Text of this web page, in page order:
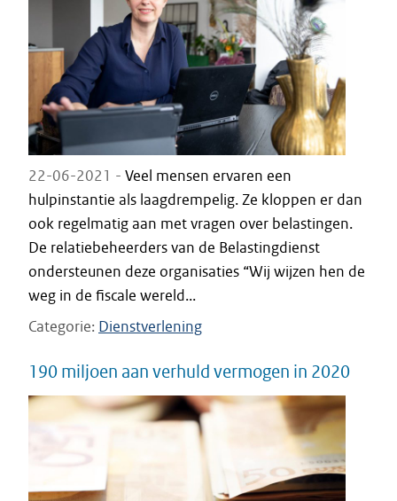
22-06-2021 - Veel mensen ervaren een
hulpinstantie als laagdrempelig. Ze kloppen er dan
ook regelmatig aan met vragen over belastingen.
De relatiebeheerders van de Belastingdienst
ondersteunen deze organisaties “Wij wijzen hen de
weg in de fiscale wereld...
Categorie Dienstverlening
190 miljoen aan verhuld vermogen in 2020